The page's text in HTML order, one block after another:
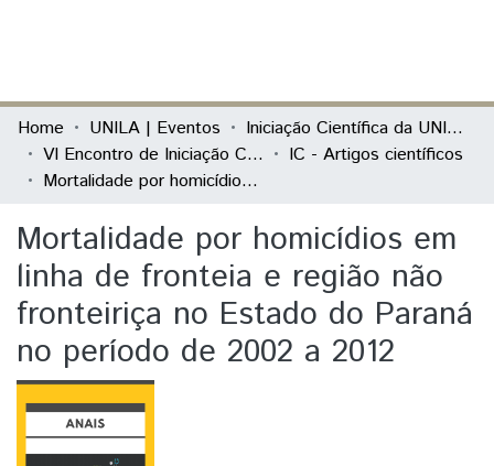
Communities & Collections
All of DSpace
Home UNILA | Eventos
Iniciação Científica da UNILA (IC)
VI Encontro de Iniciação Científica e II Encontro de Iniciação ao Desenvolvimento Tecnológico e Inovação
IC - Artigos científicos
Mortalidade por homicídios em linha de fronteia e região não fronteiriça no Estado do Paraná no período de 2002 a 2012
Mortalidade por homicídios em
linha de fronteia e região não
fronteiriça no Estado do Paraná
no período de 2002 a 2012